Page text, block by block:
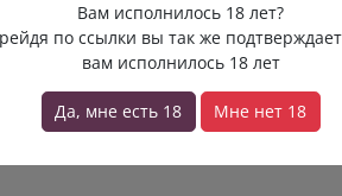
Вам исполнилось 18 лет?
по ссылки вы так же
вам исполнилось 18 лет
Да, мне есть 18 Мне нет 18
которые работают на